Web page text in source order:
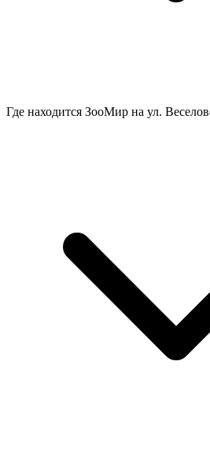
Где находится ЗооМир на ул.